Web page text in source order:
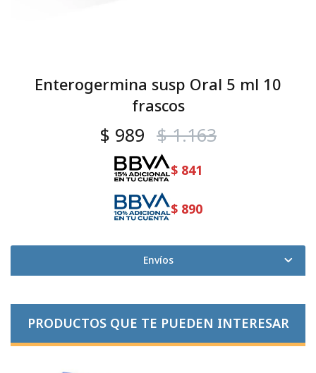
Enterogermina susp Oral 5 ml 10
frascos
$ 989 $ 1.163
$ 841
$ 890
Envíos
PRODUCTOS QUE TE PUEDEN INTERESAR